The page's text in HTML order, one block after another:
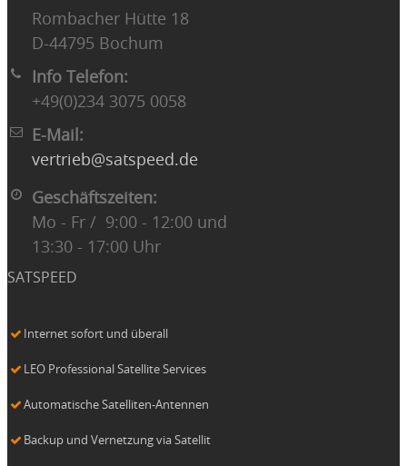
Rombacher Hütte 18
D-44795 Bochum
Info Telefon:
+49(0)234 3075 0058
E-Mail:
vertrieb@satspeed.de
Geschäftszeiten:
Mo - Fr / 9:00 - 12:00 und
13:30 - 17:00 Uhr
SATSPEED
Internet sofort und überall
LEO Professional Satellite Services
Automatische Satelliten-Antennen
Backup und Vernetzung via Satellit